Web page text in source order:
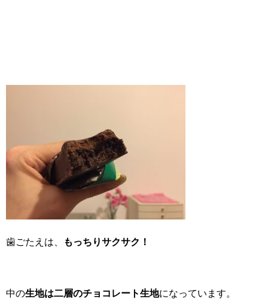
歯ごたえは、 もっちりサクサク！
中の生地は二層のチョコレート生地になっています。